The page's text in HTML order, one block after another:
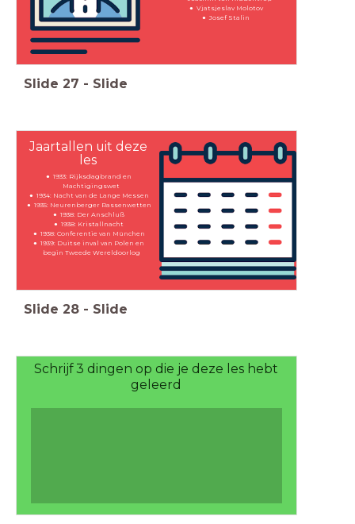
Vjatsjeslav Molotov
Josef Stalin
Slide 27 - Slide
Jaartallen uit deze
les
1933: Rijksdagbrand en
Machtigingswet
1934: Nacht van de Lange Messen
1935: Neurenberger Rassenwetten
1938: Der Anschluß
1938: Kristallnacht
1938: Conferentie van München
1939: Duitse inval van Polen en
begin Tweede Wereldoorlog
Slide 28 - Slide
Schrijf 3 dingen op die je deze les hebt
geleerd